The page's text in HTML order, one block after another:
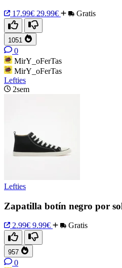
17.99€ 29.99€ Gratis
1051
0
MirY_oFerTas
MirY_oFerTas
Lefties
2sem
Lefties
Zapatilla botín negro por
2.99€ 9.99€ Gratis
957
0